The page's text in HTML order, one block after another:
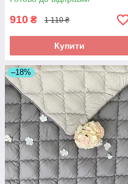
910 ₴ 1 110 ₴
Купити
–18%